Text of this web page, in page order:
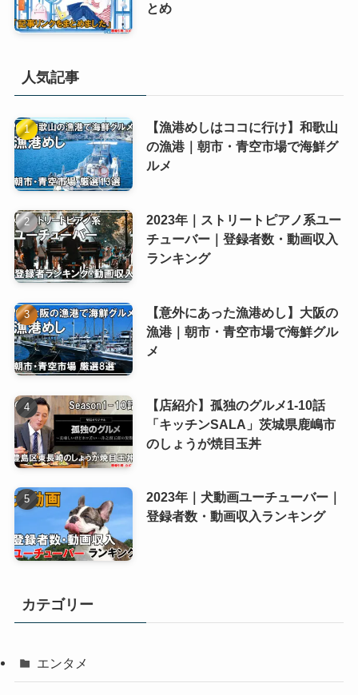
とめ
人気記事
【漁港めしはココに行け】和歌山
の漁港｜朝市・青空市場で海鮮グ
ルメ
2023年｜ストリートピアノ系ユー
チューバー｜登録者数・動画収入
ランキング
【意外にあった漁港めし】大阪の
漁港｜朝市・青空市場で海鮮グル
メ
【店紹介】孤独のグルメ1-10話
「キッチンSALA」茨城県鹿嶋市
のしょうが焼目玉丼
2023年｜犬動画ユーチューバー｜
登録者数・動画収入ランキング
カテゴリー
エンタメ